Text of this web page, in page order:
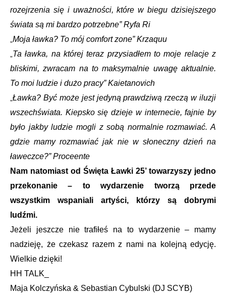
rozejrzenia się i uważności, które w biegu dzisiejszego
świata są mi bardzo potrzebne” Ryfa Ri
Moja ławka? To mój comfort zone” Krzaquu
Ta ławka, na której teraz przysiadłem to moje relacje z
bliskimi, zwracam na to maksymalnie uwagę aktualnie.
To moi ludzie i dużo pracy” Kaietanovich
Ławka? Być może jest jedyną prawdziwą rzeczą w iluzji
wszechświata. Kiepsko się dzieje w internecie, fajnie by
było jakby ludzie mogli z sobą normalnie rozmawiać. A
gdzie mamy rozmawiać jak nie w słoneczny dzień na
ławeczce?” Proceente
Nam natomiast od Święta Ławki 25’ towarzyszy jedno
przekonanie – to wydarzenie tworzą przede
wszystkim wspaniali artyści, którzy są dobrymi
ludźmi.
Jeżeli jeszcze nie trafiłeś na to wydarzenie – mamy
nadzieję, że czekasz razem z nami na kolejną edycję.
Wielkie dzięki!
HH TALK_
Maja Kolczyńska & Sebastian Cybulski (DJ SCYB)